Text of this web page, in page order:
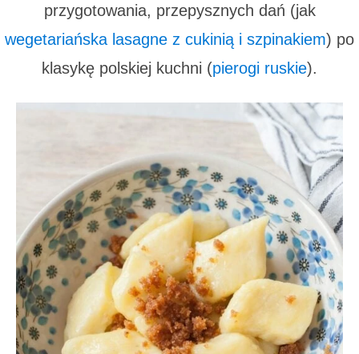
przygotowania, przepysznych dań (jak
wegetariańska lasagne z cukinią i szpinakiem) po
klasykę polskiej kuchni (pierogi ruskie).